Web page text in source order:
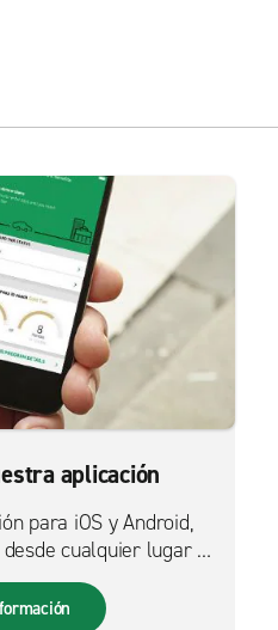
aplicación
para iOS y Android,
cualquier lugar es
nunca.